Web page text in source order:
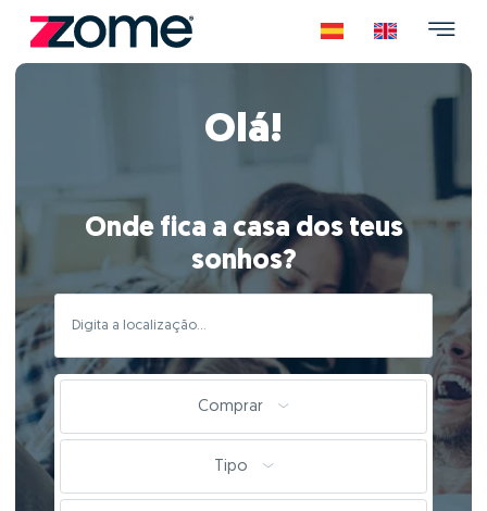
Olá!
Onde fica a casa dos teus
sonhos?
Comprar
Tipo